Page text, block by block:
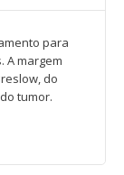
para
A margem
do
tumor.